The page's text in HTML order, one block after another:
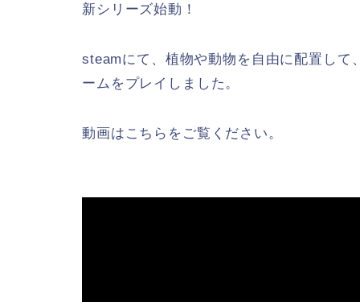
新シリーズ始動！
steamにて、植物や動物を自由に配置して
ームをプレイしました。
動画はこちらをご覧ください。